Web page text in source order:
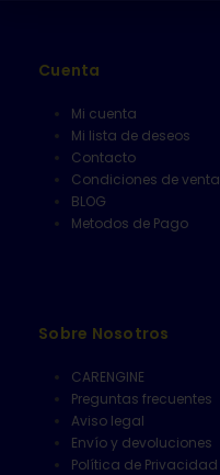
Cuenta
Mi cuenta
Mi lista de deseos
Contacto
Condiciones de venta
BLOG
Metodos de Pago
Sobre Nosotros
CARENGINE
Preguntas frecuentes
Aviso legal
Envío y devoluciones
Política de Privacidad